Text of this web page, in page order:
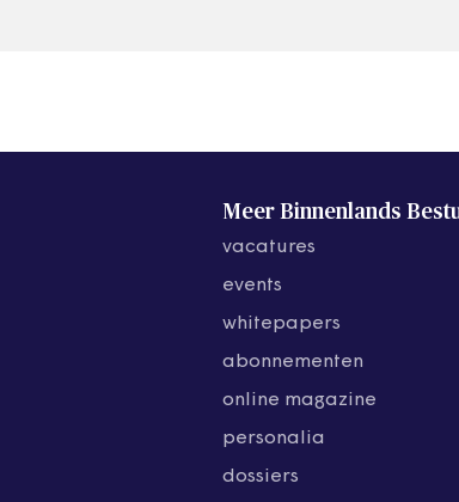
Meer Binnenlands
vacatures
events
whitepapers
abonnementen
online magazine
personalia
dossiers